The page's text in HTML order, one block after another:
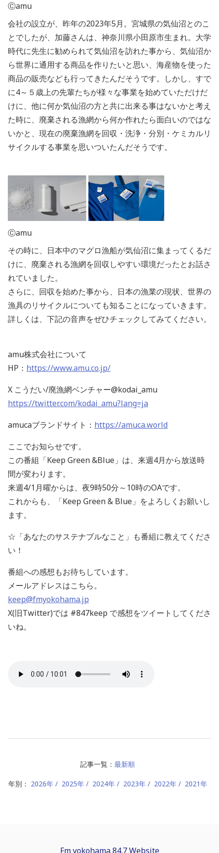
Ⓒamu
会社の設立が、昨年の2023年5月。宮城県の気仙沼とのこ
とでしたが、加藤さんは、神奈川県小田原市生まれ。大学
時代に先生に勧められて気仙沼を訪れた事から、気仙沼か
ら世界に通用する商品を作りたいと思い、海産物を使った
商品の販売なども行ってきたんだそうです。しかし、すで
に4～５歳上の先輩たちが様々な事業を始めていただけだ
けに、他に何か気仙沼の方と共に出来る事はないかと考え
た時に、廃棄される漁網から何か作れたら面白いのではな
いかと、現在の廃棄漁網を回収・洗浄・分別・ケミカルリ
サイクルする事業を思いついたんだそうです。
Ⓒamu
その時に、日本中のマグロ漁船が気仙沼に集まってくるだ
けに、廃棄される漁網を回収しやすい環境だったとお話さ
れていました。
さらに、回収を始めた事から、日本の漁業の現状、世界の
漁具のリサイクルについても知ることになっていきます。
詳しくは、下記の音声をぜひチェックしてみてください。
amu株式会社について
HP： https://www.amu.co.jp/
X こうだい/廃漁網ベンチャー@kodai_amu
https://twitter.com/kodai_amu?lang=ja
amucaブランドサイト： https://amuca.world
ここでお知らせです。
この番組「Keep Green &Blue」は、来週4月から放送時
間が変わります。
来週4/1月曜からは、夜9時50分～10時のOAです。
これからも、「Keep Green & Blue」をよろしくお願いし
ます。
☆「あなたのサステナブルなこと」も番組に教えてくださ
い！
番組への感想もお待ちしています。
メールアドレスはこちら。
keep@fmyokohama.jp
X(旧Twitter)では #847keep で感想をツイートしてくださ
いね。
記事一覧： 最新順
年別： 2026年 2025年 2024年 2023年 2022年 2021年
Fm yokohama 84.7 Website